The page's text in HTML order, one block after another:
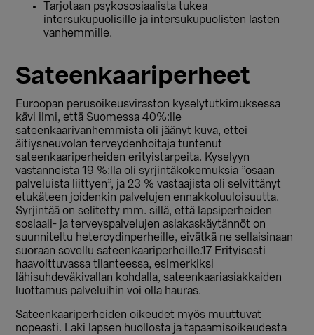
Tarjotaan psykososiaalista tukea
intersukupuolisille ja intersukupuolisten lasten
vanhemmille.
Sateenkaariperheet
Euroopan perusoikeusviraston kyselytutkimuksessa
kävi ilmi, että Suomessa 40%:lle
sateenkaarivanhemmista oli jäänyt kuva, ettei
äitiysneuvolan terveydenhoitaja tuntenut
sateenkaariperheiden erityistarpeita. Kyselyyn
vastanneista 19 %:lla oli syrjintäkokemuksia ”osaan
palveluista liittyen”, ja 23 % vastaajista oli selvittänyt
etukäteen joidenkin palvelujen ennakkoluuloisuutta.
Syrjintää on selitetty mm. sillä, että lapsiperheiden
sosiaali- ja terveyspalvelujen asiakaskäytännöt on
suunniteltu heteroydinperheille, eivätkä ne sellaisinaan
suoraan sovellu sateenkaariperheille.17 Erityisesti
haavoittuvassa tilanteessa, esimerkiksi
lähisuhdeväkivallan kohdalla, sateenkaariasiakkaiden
luottamus palveluihin voi olla hauras.
Sateenkaariperheiden oikeudet myös muuttuvat
nopeasti. Laki lapsen huollosta ja tapaamisoikeudesta